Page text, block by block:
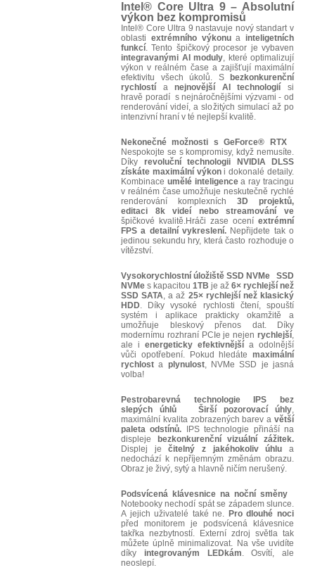
Intel ® Core Ultra 9 – Absolutní
výkon bez kompromisů
Intel® Core Ultra 9 nastavuje nový standart v
oblasti extrémního výkonua inteligetních
funkcí. Tento špičkový procesor je vybaven
integravanými AI moduly, které optimalizují
výkon v reálném čase a zajišťují maximální
efektivitu všech úkolů. S
bezkonkurenční
rychlostí anejnovější AI technologií si
hravě poradí s nejnáročnějšími výzvami - od
renderování videí, a složitých simulací až po
intenzivní hraní v té nejlepší kvalitě.
Nekonečné možnosti s GeForce® RTX
Nespokojte se s kompromisy, když nemusíte.
Díky revoluční technologii NVIDIA DLSS
získáte maximální výkoni dokonalé detaily.
Kombinace umělé inteligencea ray tracingu
v reálném čase umožňuje neskutečně rychlé
renderování komplexních 3D projektů,
editaci 8k videí nebo streamování ve
špičkové kvalitě.Hráči zase ocení extrémní
FPS a detailní vykreslení. Nepřijdete tak o
jedinou sekundu hry, která často rozhoduje o
vítězství.
Vysokorychlostní úložiště SSD NVMe
SSD
NVMe s kapacitou 1TB je až 6× rychlejší než
SSD SATA, a až 25× rychlejší než klasický
HDD. Díky vysoké rychlosti čtení, spouští
systém i aplikace prakticky okamžitě a
umožňuje bleskový přenos dat. Díky
modernímu rozhraní PCIe je nejen rychlejší,
ale i energeticky efektivnější a odolnější
vůči opotřebení. Pokud hledáte maximální
rychlost a plynulost, NVMe SSD je jasná
volba!
Pestrobarevná technologie IPS bez
slepých úhlů
Širší pozorovací úhly,
maximální kvalita zobrazených barev a větší
paleta odstínů. IPS technologie přináší na
displeje
bezkonkurenční vizuální zážitek.
Displej ječitelný z jakéhokoliv úhlu a
nedochází k nepříjemným změnám obrazu.
Obraz je živý, sytý a hlavně ničím nerušený.
Podsvícená klávesnice na noční směny
Notebooky nechodí spát se západem slunce.
A jejich uživatelé také ne. Pro dlouhé noci
před monitorem je podsvícená klávesnice
takřka nezbytností. Externí zdroj světla tak
můžete úplně minimalizovat. Na vše uvidíte
díky integrovaným LEDkám. Osvítí, ale
neoslepí.